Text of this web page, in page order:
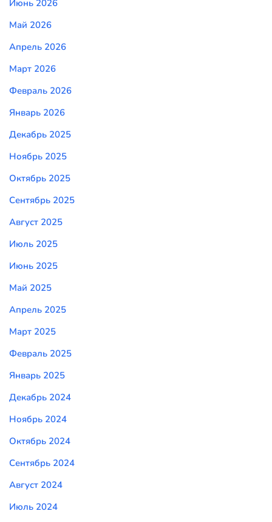
Июнь 2026
Май 2026
Апрель 2026
Март 2026
Февраль 2026
Январь 2026
Декабрь 2025
Ноябрь 2025
Октябрь 2025
Сентябрь 2025
Август 2025
Июль 2025
Июнь 2025
Май 2025
Апрель 2025
Март 2025
Февраль 2025
Январь 2025
Декабрь 2024
Ноябрь 2024
Октябрь 2024
Сентябрь 2024
Август 2024
Июль 2024